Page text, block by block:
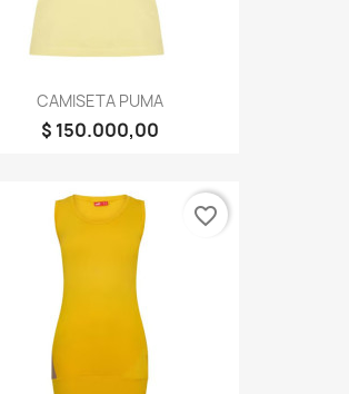
CAMISETA PUMA
$ 150.000,00
favorite_border